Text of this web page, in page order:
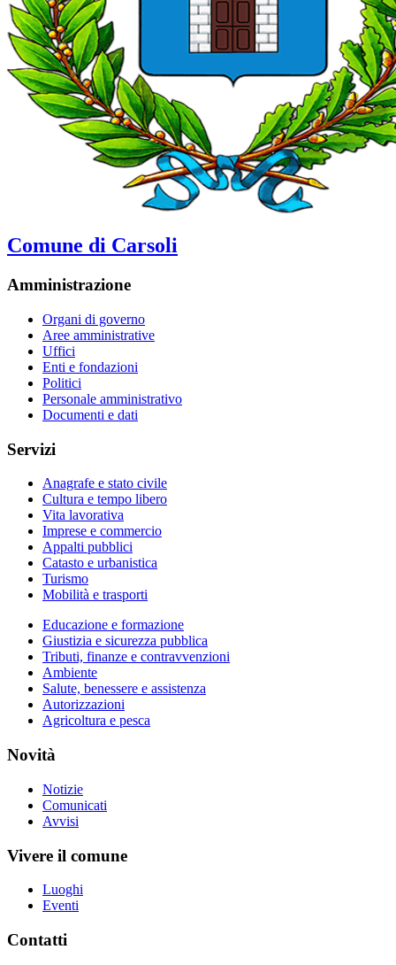
Comune di Carsoli
Amministrazione
Organi di governo
Aree amministrative
Uffici
Enti e fondazioni
Politici
Personale amministrativo
Documenti e dati
Servizi
Anagrafe e stato civile
Cultura e tempo libero
Vita lavorativa
Imprese e commercio
Appalti pubblici
Catasto e urbanistica
Turismo
Mobilità e trasporti
Educazione e formazione
Giustizia e sicurezza pubblica
Tributi, finanze e contravvenzioni
Ambiente
Salute, benessere e assistenza
Autorizzazioni
Agricoltura e pesca
Novità
Notizie
Comunicati
Avvisi
Vivere il comune
Luoghi
Eventi
Contatti